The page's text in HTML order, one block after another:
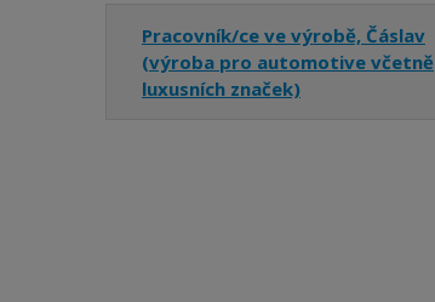
Pracovník/ce ve výrobě, Čáslav
(výroba pro automotive včetně
luxusních značek)